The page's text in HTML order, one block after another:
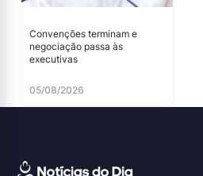
Convenções terminam e
negociação passa às
executivas
05/08/2026